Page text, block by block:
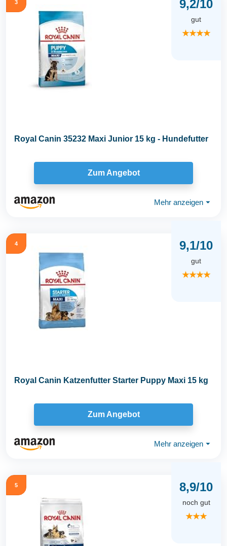
3 9,2/10
gut
★★★★
Royal Canin 35232 Maxi Junior 15 kg - Hundefutter
Zum Angebot
Mehr anzeigen ⏷
4 9,1/10
gut
★★★★
Royal Canin Katzenfutter Starter Puppy Maxi 15 kg
Zum Angebot
Mehr anzeigen ⏷
5 8,9/10
noch gut
★★★